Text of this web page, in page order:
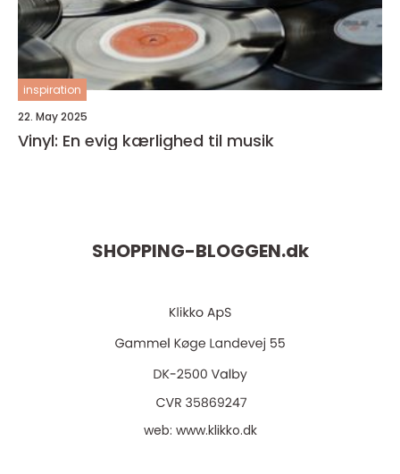
inspiration
22. May 2025
Vinyl: En evig kærlighed til musik
SHOPPING-BLOGGEN.dk
web: www.klikko.dk